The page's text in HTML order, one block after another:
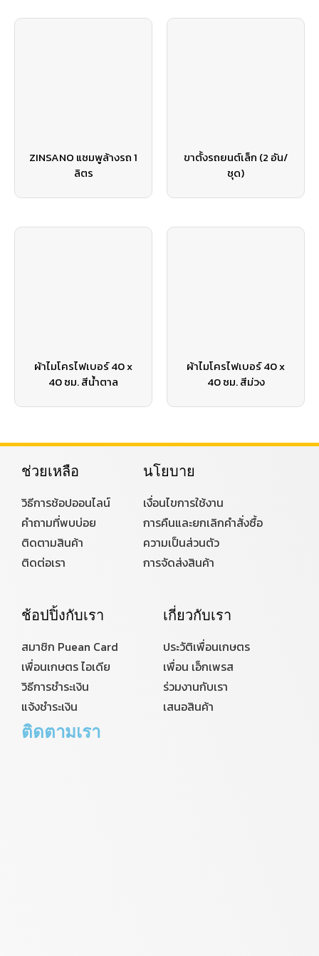
ZINSANO แชมพูล้างรถ 1
ลิตร
ขาตั้งรถยนต์เล็ก (2 อัน/
ชุด)
ผ้าไมโครไฟเบอร์ 40 x
40 ซม. สีน้ำตาล
ผ้าไมโครไฟเบอร์ 40 x
40 ซม. สีม่วง
ช่วยเหลือ
วิธีการช้อปออนไลน์
คำถามที่พบบ่อย
ติดตามสินค้า
ติดต่อเรา
นโยบาย
เงื่อนไขการใช้งาน
การคืนและยกเลิกคำสั่งซื้อ
ความเป็นส่วนตัว
การจัดส่งสินค้า
ช้อปปิ้งกับเรา
สมาชิก Puean Card
เพื่อนเกษตร ไอเดีย
วิธีการชำระเงิน
แจ้งชำระเงิน
เกี่ยวกับเรา
ประวัติเพื่อนเกษตร
เพื่อน เอ็กเพรส
ร่วมงานกับเรา
เสนอสินค้า
ติดตามเรา